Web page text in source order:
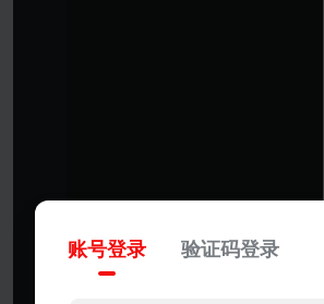
账号登录 验证码登录